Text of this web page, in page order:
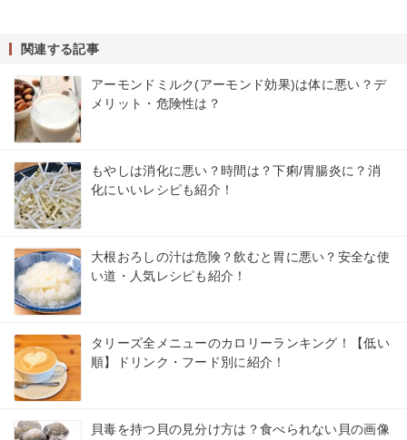
関連する記事
アーモンドミルク(アーモンド効果)は体に悪い？デ
メリット・危険性は？
もやしは消化に悪い？時間は？下痢/胃腸炎に？消
化にいいレシピも紹介！
大根おろしの汁は危険？飲むと胃に悪い？安全な使
い道・人気レシピも紹介！
タリーズ全メニューのカロリーランキング！【低い
順】ドリンク・フード別に紹介！
貝毒を持つ貝の見分け方は？食べられない貝の画像